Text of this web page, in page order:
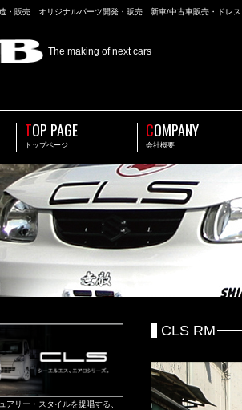
・販売 オリジナルパーツ開発・販売 新車/中古車販売・ドレス
The making of next cars
TOP PAGE
トップページ
COMPANY
会社概要
アリー・スタイルを提唱する、
CLS RM